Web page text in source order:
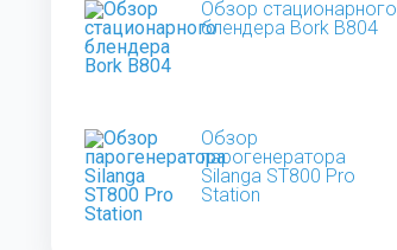
Обзор стационарного
блендера Bork B804
Обзор
парогенератора
Silanga ST800 Pro
Station